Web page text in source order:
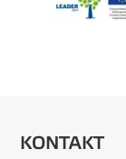
KONTAKT